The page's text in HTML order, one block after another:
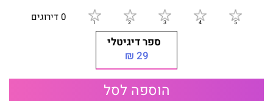
0 דירוגים
ספר דיגיטלי
29 ₪
הוספה לסל